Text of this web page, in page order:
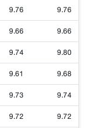
9.76
9.76
9.66
9.66
9.74
9.80
9.61
9.68
9.73
9.74
9.72
9.72